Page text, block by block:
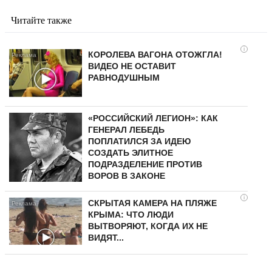
Читайте также
i
КОРОЛЕВА ВАГОНА ОТОЖГЛА!
ВИДЕО НЕ ОСТАВИТ
РАВНОДУШНЫМ
«РОССИЙСКИЙ ЛЕГИОН»: КАК
ГЕНЕРАЛ ЛЕБЕДЬ
ПОПЛАТИЛСЯ ЗА ИДЕЮ
СОЗДАТЬ ЭЛИТНОЕ
ПОДРАЗДЕЛЕНИЕ ПРОТИВ
ВОРОВ В ЗАКОНЕ
i
СКРЫТАЯ КАМЕРА НА ПЛЯЖЕ
КРЫМА: ЧТО ЛЮДИ
ВЫТВОРЯЮТ, КОГДА ИХ НЕ
ВИДЯТ...